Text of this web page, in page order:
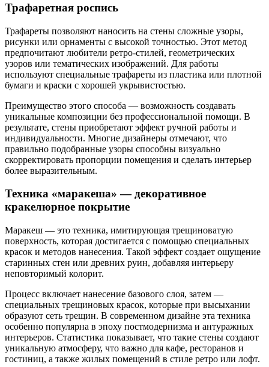
Трафаретная роспись
Трафареты позволяют наносить на стены сложные узоры,
рисунки или орнаменты с высокой точностью. Этот метод
предпочитают любители ретро-стилей, геометрических
узоров или тематических изображений. Для работы
используют специальные трафареты из пластика или плотной
бумаги и краски с хорошей укрывистостью.
Преимущество этого способа — возможность создавать
уникальные композиции без профессиональной помощи. В
результате, стены приобретают эффект ручной работы и
индивидуальности. Многие дизайнеры отмечают, что
правильно подобранные узоры способны визуально
скорректировать пропорции помещения и сделать интерьер
более выразительным.
Техника «маракеша» — декоративное
кракелюрное покрытие
Маракеш — это техника, имитирующая трещиноватую
поверхность, которая достигается с помощью специальных
красок и методов нанесения. Такой эффект создает ощущение
старинных стен или древних руин, добавляя интерьеру
неповторимый колорит.
Процесс включает нанесение базового слоя, затем —
специальных трещиновых красок, которые при высыхании
образуют сеть трещин. В современном дизайне эта техника
особенно популярна в эпоху постмодернизма и антуражных
интерьеров. Статистика показывает, что такие стены создают
уникальную атмосферу, что важно для кафе, ресторанов и
гостиниц, а также жилых помещений в стиле ретро или лофт.